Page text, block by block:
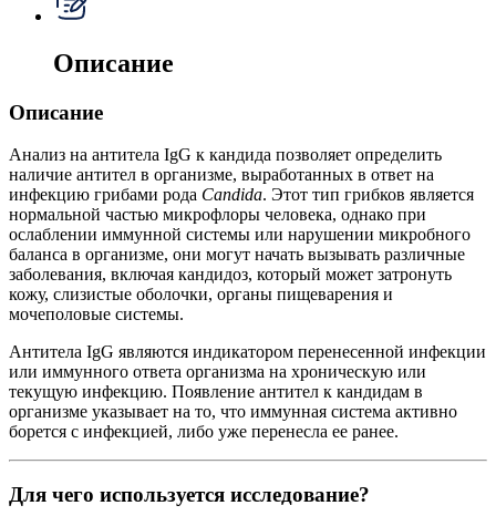
Описание
Описание
Анализ на антитела IgG к кандида позволяет определить
наличие антител в организме, выработанных в ответ на
инфекцию грибами рода Candida. Этот тип грибков является
нормальной частью микрофлоры человека, однако при
ослаблении иммунной системы или нарушении микробного
баланса в организме, они могут начать вызывать различные
заболевания, включая кандидоз, который может затронуть
кожу, слизистые оболочки, органы пищеварения и
мочеполовые системы.
Антитела IgG являются индикатором перенесенной инфекции
или иммунного ответа организма на хроническую или
текущую инфекцию. Появление антител к кандидам в
организме указывает на то, что иммунная система активно
борется с инфекцией, либо уже перенесла ее ранее.
Для чего используется исследование?